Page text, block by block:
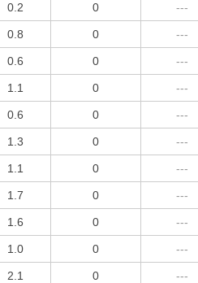
0.2 0 ---
0.8 0 ---
0.6 0 ---
1.1 0 ---
0.6 0 ---
1.3 0 ---
1.1 0 ---
1.7 0 ---
1.6 0 ---
1.0 0 ---
2.1 0 ---